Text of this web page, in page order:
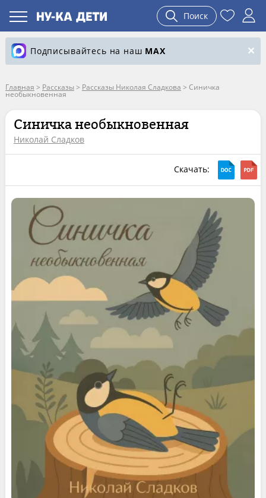
Поиск
Подписывайтесь на наш MAX
Главная > Рассказы > Рассказы Николая Сладкова > Синичка
необыкновенная
Синичка необыкновенная
Николай Сладков
Скачать: